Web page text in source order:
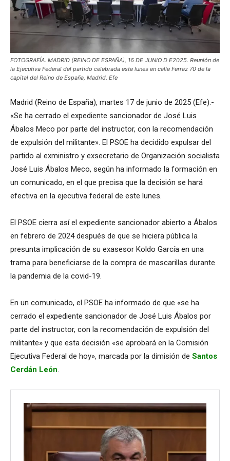
FOTOGRAFÍA. MADRID (REINO DE ESPAÑA), 16 DE JUNIO D E2025. Reunión de
la Ejecutiva Federal del partido celebrada este lunes en calle Ferraz 70 de la
capital del Reino de España, Madrid. Efe
Madrid (Reino de España), martes 17 de junio de 2025 (Efe).-
«Se ha cerrado el expediente sancionador de José Luis
Ábalos Meco por parte del instructor, con la recomendación
de expulsión del militante». El PSOE ha decidido expulsar del
partido al exministro y exsecretario de Organización socialista
José Luis Ábalos Meco, según ha informado la formación en
un comunicado, en el que precisa que la decisión se hará
efectiva en la ejecutiva federal de este lunes.
El PSOE cierra así el expediente sancionador abierto a Ábalos
en febrero de 2024 después de que se hiciera pública la
presunta implicación de su exasesor Koldo García en una
trama para beneficiarse de la compra de mascarillas durante
la pandemia de la covid-19.
En un comunicado, el PSOE ha informado de que «se ha
cerrado el expediente sancionador de José Luis Ábalos por
parte del instructor, con la recomendación de expulsión del
militante» y que esta decisión «se aprobará en la Comisión
Ejecutiva Federal de hoy», marcada por la dimisión de Santos
Cerdán León.